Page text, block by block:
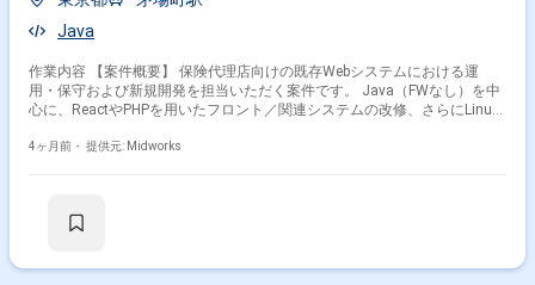
Java
作業内容 【案件概要】 保険代理店向けの既存Webシステムにおける運
用・保守および新規開発を担当いただく案件です。 Java（FWなし）を中
心に、ReactやPHPを用いたフロント／関連システムの改修、さらにLinux
て、新規機能開発や環境改善を進めるポジションです。 【作業内容】 ・
ース対応および関連するテスト作業
4ヶ月前・ 提供元: Midworks